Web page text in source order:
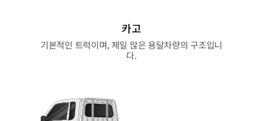
카고
기본적인 트럭이며, 제일 많은 용달차량의 구조입니
다.